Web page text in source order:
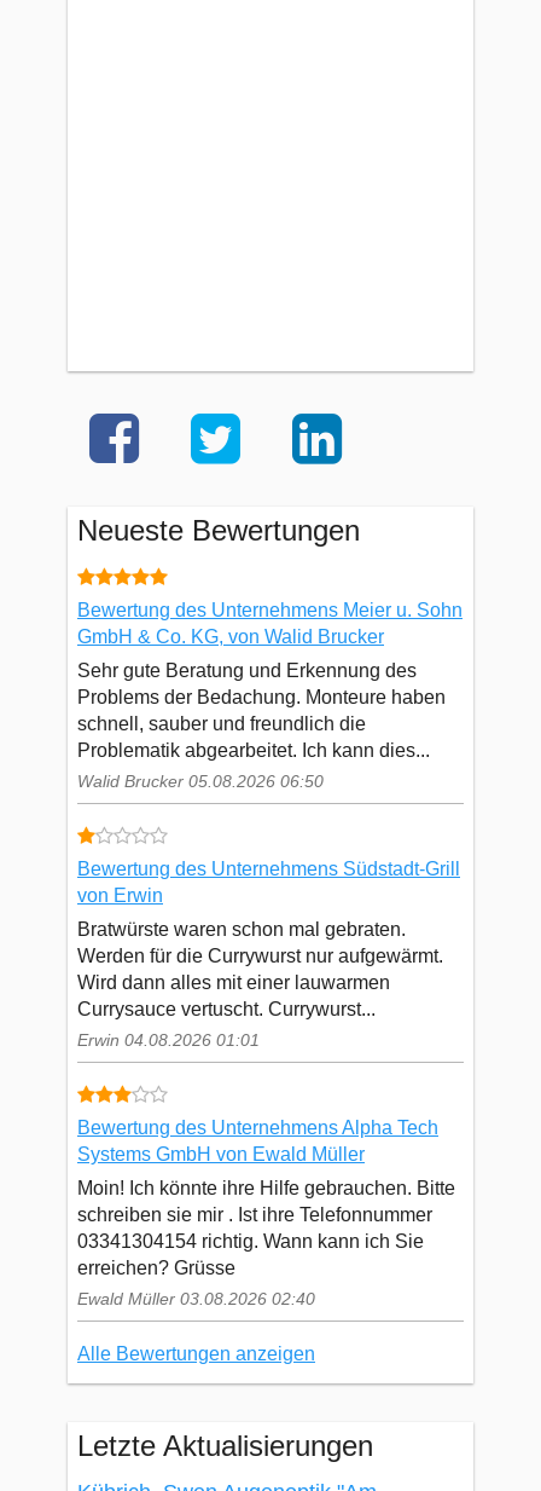
Neueste Bewertungen
Bewertung des Unternehmens Meier u. Sohn
GmbH & Co. KG, von Walid Brucker
Sehr gute Beratung und Erkennung des
Problems der Bedachung. Monteure haben
schnell, sauber und freundlich die
Problematik abgearbeitet. Ich kann dies...
Walid Brucker 05.08.2026 06:50
Bewertung des Unternehmens Südstadt-Grill
von Erwin
Bratwürste waren schon mal gebraten.
Werden für die Currywurst nur aufgewärmt.
Wird dann alles mit einer lauwarmen
Currysauce vertuscht. Currywurst...
Erwin 04.08.2026 01:01
Bewertung des Unternehmens Alpha Tech
Systems GmbH von Ewald Müller
Moin! Ich könnte ihre Hilfe gebrauchen. Bitte
schreiben sie mir . Ist ihre Telefonnummer
03341304154 richtig. Wann kann ich Sie
erreichen? Grüsse
Ewald Müller 03.08.2026 02:40
Alle Bewertungen anzeigen
Letzte Aktualisierungen